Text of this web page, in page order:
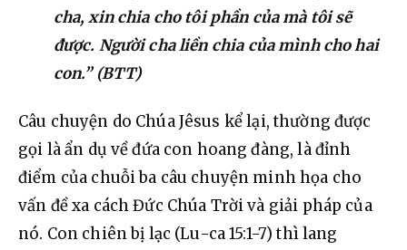
cha, xin chia cho tôi phần của mà tôi sẽ
được. Người cha liền chia của mình cho hai
con.” (BTT)
Câu chuyện do Chúa Jêsus kể lại, thường được
gọi là ẩn dụ về đứa con hoang đàng, là đỉnh
điểm của chuỗi ba câu chuyện minh họa cho
vấn đề xa cách Đức Chúa Trời và giải pháp của
nó. Con chiên bị lạc (Lu-ca 15:1-7) thì lang